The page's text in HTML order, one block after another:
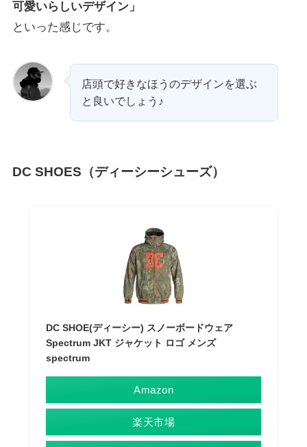
可愛いらしいデザイン」
といった感じです。
店頭で好きなほうのデザインを選ぶ
と良いでしょう♪
DC SHOES（ディーシーシューズ）
DC SHOE(ディーシー) スノーボードウェア
Spectrum JKT ジャケット ロゴ メンズ
spectrum
Amazon
楽天市場